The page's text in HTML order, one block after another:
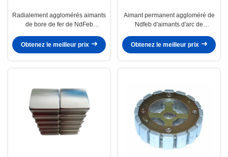
Radialement agglomérés aimants
de bore de fer de NdFeb
Obtenez le meilleur prix
Aimant permanent aggloméré de
Ndfeb d'aimants d'arc de
Obtenez le meilleur prix